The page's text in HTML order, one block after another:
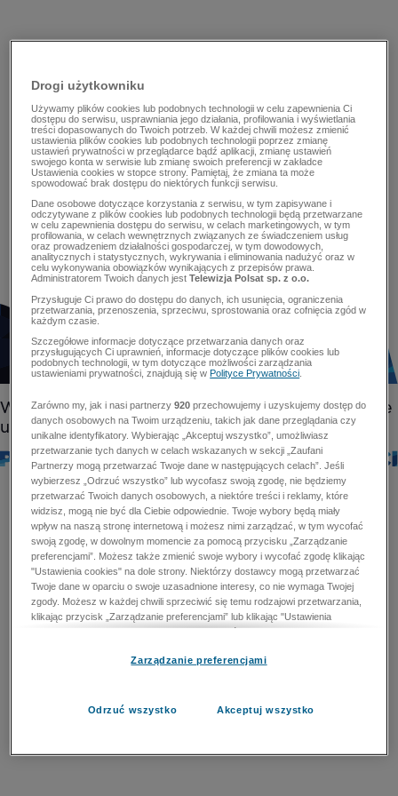
Drogi użytkowniku
Używamy plików cookies lub podobnych technologii w celu zapewnienia Ci
dostępu do serwisu, usprawniania jego działania, profilowania i wyświetlania
treści dopasowanych do Twoich potrzeb. W każdej chwili możesz zmienić
ustawienia plików cookies lub podobnych technologii poprzez zmianę
ustawień prywatności w przeglądarce bądź aplikacji, zmianę ustawień
swojego konta w serwisie lub zmianę swoich preferencji w zakładce
Ustawienia cookies w stopce strony. Pamiętaj, że zmiana ta może
spowodować brak dostępu do niektórych funkcji serwisu.
Dane osobowe dotyczące korzystania z serwisu, w tym zapisywane i
odczytywane z plików cookies lub podobnych technologii będą przetwarzane
w celu zapewnienia dostępu do serwisu, w celach marketingowych, w tym
profilowania, w celach wewnętrznych związanych ze świadczeniem usług
oraz prowadzeniem działalności gospodarczej, w tym dowodowych,
analitycznych i statystycznych, wykrywania i eliminowania nadużyć oraz w
celu wykonywania obowiązków wynikających z przepisów prawa.
Administratorem Twoich danych jestTelewizja Polsat sp. z o.o.
Przysługuje Ci prawo do dostępu do danych, ich usunięcia, ograniczenia
przetwarzania, przenoszenia, sprzeciwu, sprostowania oraz cofnięcia zgód w
każdym czasie.
Szczegółowe informacje dotyczące przetwarzania danych oraz
przysługujących Ci uprawnień, informacje dotyczące plików cookies lub
podobnych technologii, w tym dotyczące możliwości zarządzania
ustawieniami prywatności, znajdują się wPolityce Prywatności
Zarówno my, jak i nasi partnerzy920 przechowujemy i uzyskujemy dostęp do
danych osobowych na Twoim urządzeniu, takich jak dane przeglądania czy
unikalne identyfikatory. Wybierając „Akceptuj wszystko”, umożliwiasz
przetwarzanie tych danych w celach wskazanych w sekcji „Zaufani
Partnerzy mogą przetwarzać Twoje dane w następujących celach”. Jeśli
wybierzesz „Odrzuć wszystko” lub wycofasz swoją zgodę, nie będziemy
przetwarzać Twoich danych osobowych, a niektóre treści i reklamy, które
widzisz, mogą nie być dla Ciebie odpowiednie. Twoje wybory będą miały
wpływ na naszą stronę internetową i możesz nimi zarządzać, w tym wycofać
swoją zgodę, w dowolnym momencie za pomocą przycisku „Zarządzanie
preferencjami”. Możesz także zmienić swoje wybory i wycofać zgodę klikając
"Ustawienia cookies" na dole strony. Niektórzy dostawcy mogą przetwarzać
Twoje dane w oparciu o swoje uzasadnione interesy, co nie wymaga Twojej
zgody. Możesz w każdej chwili sprzeciwić się temu rodzajowi przetwarzania,
klikając przycisk „Zarządzanie preferencjami” lub klikając "Ustawienia
cookies" na dole strony. Nie możesz sprzeciwić się przetwarzaniu przez
zapobiegania oszustwom i naprawiania błędów, a w tym celu mogą zostać
przetwarzaniu danych osobowych w celu dostarczania i prezentacji reklam i
Zarządzanie preferencjami
Odrzuć wszystko Akceptuj wszystko